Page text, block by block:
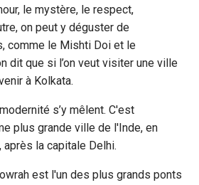
le mystère, le respect,
on peut y déguster de
comme le Mishti Doi et le
dit que si l’on veut visiter une ville
à Kolkata.
s’y mêlent. C'est
plus grande ville de l'Inde, en
la capitale Delhi.
est l'un des plus grands ponts